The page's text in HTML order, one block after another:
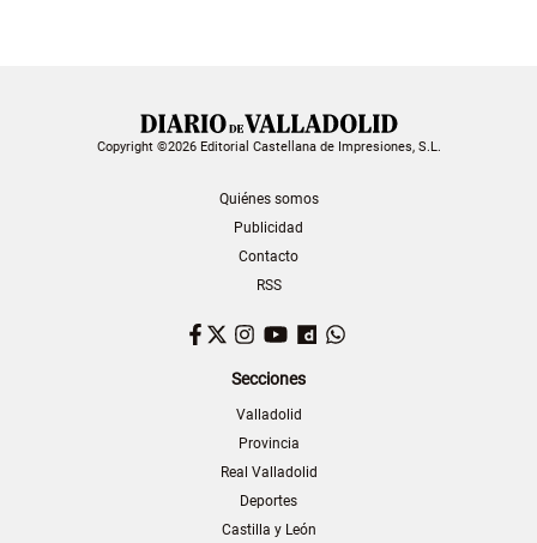
Copyright ©2026 Editorial Castellana de Impresiones, S.L.
Quiénes somos
Publicidad
Contacto
RSS
Facebook
TwitterInstagram
YouTubeDailymotion
Secciones
Valladolid
Provincia
Real Valladolid
Deportes
Castilla y León